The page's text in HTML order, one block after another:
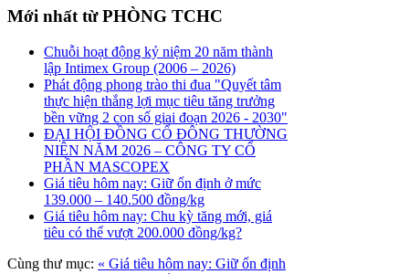
Mới nhất từ PHÒNG TCHC
Chuỗi hoạt động kỷ niệm 20 năm thành
lập Intimex Group (2006 – 2026)
Phát động phong trào thi đua "Quyết tâm
thực hiện thắng lợi mục tiêu tăng trưởng
bền vững 2 con số giai đoạn 2026 - 2030"
ĐẠI HỘI ĐỒNG CỔ ĐÔNG THƯỜNG
NIÊN NĂM 2026 – CÔNG TY CỔ
PHẦN MASCOPEX
Giá tiêu hôm nay: Giữ ổn định ở mức
139.000 – 140.500 đồng/kg
Giá tiêu hôm nay: Chu kỳ tăng mới, giá
tiêu có thể vượt 200.000 đồng/kg?
Cùng thư mục: « Giá tiêu hôm nay: Giữ ổn định